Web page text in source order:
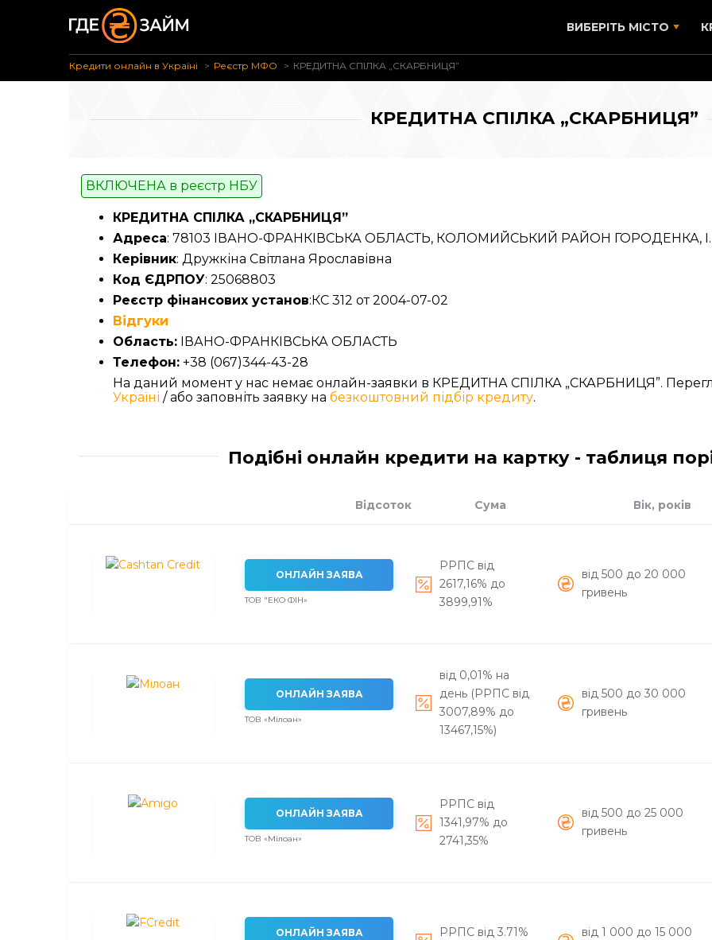
ВИБЕРІТЬ МІСТО
Кредити онлайн в Україні Реєстр МФО КРЕДИТНА СПІЛКА „СКАРБНИЦЯ”
КРЕДИТНА СПІЛКА „СКАРБНИЦЯ”
ВКЛЮЧЕНА в реєстр НБУ
КРЕДИТНА СПІЛКА „СКАРБНИЦЯ”
Адреса: 78103 ІВАНО-ФРАНКІВСЬКА ОБЛАСТЬ, КОЛОМИЙСЬКИЙ РАЙОН ГОРОДЕНКА,
Керівник: Дружкіна Світлана Ярославівна
Код ЄДРПОУ: 25068803
Реєстр фінансових установ:КС 312 от 2004-07-02
Відгуки
Область: ІВАНО-ФРАНКІВСЬКА ОБЛАСТЬ
Телефон: +38 (067)344-43-28
На даний момент у нас немає онлайн-заявки в КРЕДИТНА СПІЛКА „СКАРБНИЦЯ”.
Україні / або заповніть заявку на безкоштовний підбір кредиту.
Подібні онлайн кредити на картку - таблиця
Відсоток Сума Вік, років
ОНЛАЙН ЗАЯВА
ТОВ "ЕКО ФІН»
РРПС вiд
2617,16% до
3899,91%
вiд 500 до 20 000
гривень
ОНЛАЙН ЗАЯВА
ТОВ «Мілоан»
від 0,01% на
день (РРПС від
3007,89% до
13467,15%)
вiд 500 до 30 000
гривень
ОНЛАЙН ЗАЯВА
ТОВ «Мілоан»
РРПС від
1341,97% до
2741,35%
вiд 500 до 25 000
гривень
ОНЛАЙН ЗАЯВА
РРПС від 3.71%
вiд 1 000 до 15 000